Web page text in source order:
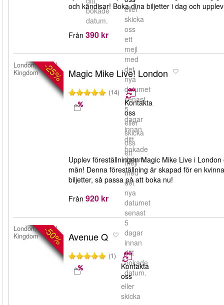
bokade
datum.
eller
skicka
oss
ett
mejl
med
det
nya
datumet
senast
5
dagar
innan
ditt
bokade
datum.
och kändisar! Boka dina biljetter i dag och
Från 390 kr
-25%
London, United
Kingdom
Magic Mike Live! London
(14)
Kontakta
oss
eller
skicka
oss
ett
mejl
med
det
nya
datumet
senast
5
dagar
innan
ditt
bokade
datum.
Upplev föreställningen Magic Mike Live i
män! Denna föreställning är skapad för en
biljetter, så passa på att boka nu!
Från 920 kr
-50%
London, United
Kingdom
Avenue Q
(1)
Kontakta
oss
eller
skicka